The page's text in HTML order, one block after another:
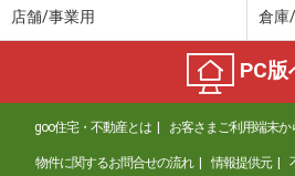
店舗/事業用 倉庫
PC版
goo住宅・不動産とは お客さまご利用端末
物件に関するお問合せの流れ 情報提供元